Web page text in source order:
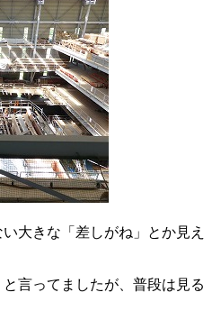
大きな「差しがね」とか見え
言ってましたが、普段は見る